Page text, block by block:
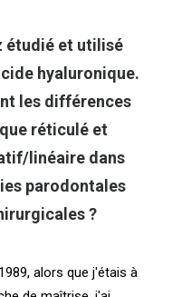
étudié et utilisé
hyaluronique.
les différences
réticulé et
linéaire dans
parodontales
?
alors que j'étais à